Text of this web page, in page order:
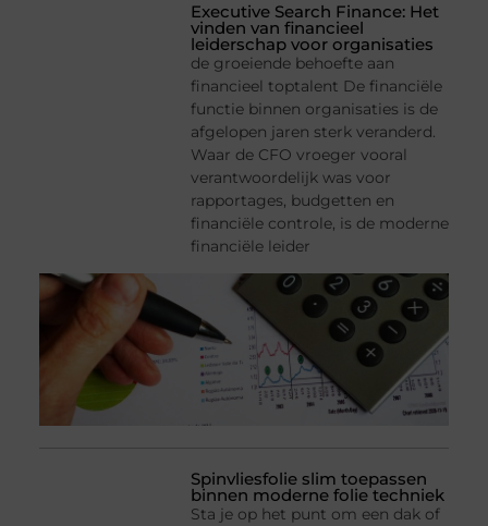
Executive Search Finance: Het
vinden van financieel
leiderschap voor organisaties
de groeiende behoefte aan
financieel toptalent De financiële
functie binnen organisaties is de
afgelopen jaren sterk veranderd.
Waar de CFO vroeger vooral
verantwoordelijk was voor
rapportages, budgetten en
financiële controle, is de moderne
financiële leider
Spinvliesfolie slim toepassen
binnen moderne folie techniek
Sta je op het punt om een dak of